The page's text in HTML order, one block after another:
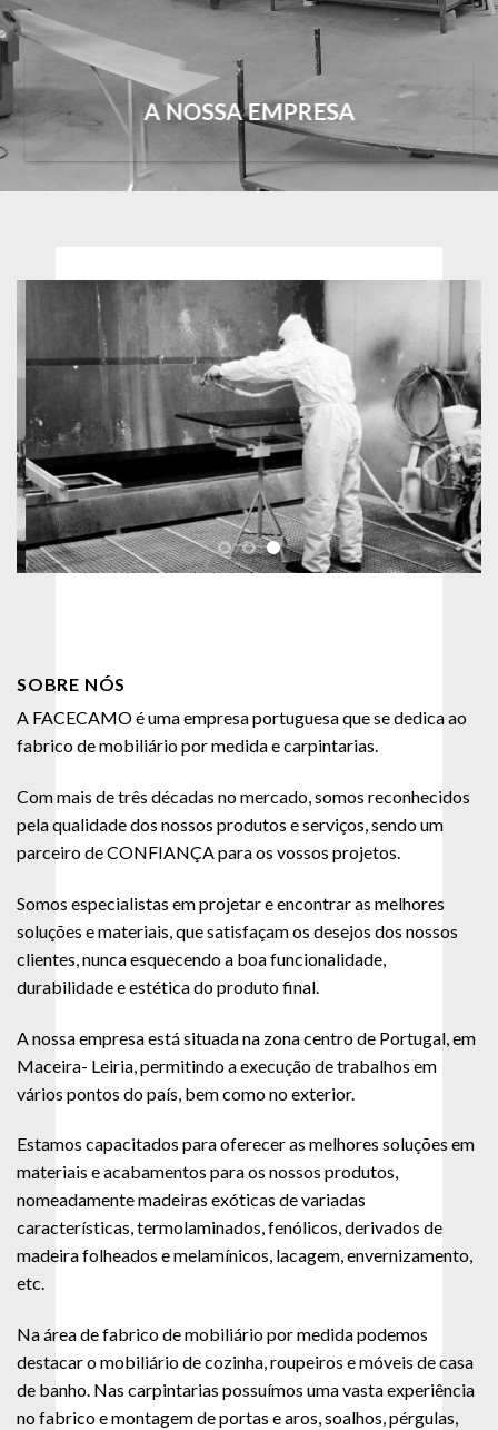
A NOSSA EMPRESA
SOBRE NÓS
A FACECAMO é uma empresa portuguesa que se dedica ao
fabrico de mobiliário por medida e carpintarias.
Com mais de três décadas no mercado, somos reconhecidos
pela qualidade dos nossos produtos e serviços, sendo um
parceiro de CONFIANÇA para os vossos projetos.
Somos especialistas em projetar e encontrar as melhores
soluções e materiais, que satisfaçam os desejos dos nossos
clientes, nunca esquecendo a boa funcionalidade,
durabilidade e estética do produto final.
A nossa empresa está situada na zona centro de Portugal, em
Maceira- Leiria, permitindo a execução de trabalhos em
vários pontos do país, bem como no exterior.
Estamos capacitados para oferecer as melhores soluções em
materiais e acabamentos para os nossos produtos,
nomeadamente madeiras exóticas de variadas
características, termolaminados, fenólicos, derivados de
madeira folheados e melamínicos, lacagem, envernizamento,
etc.
Na área de fabrico de mobiliário por medida podemos
destacar o mobiliário de cozinha, roupeiros e móveis de casa
de banho. Nas carpintarias possuímos uma vasta experiência
no fabrico e montagem de portas e aros, soalhos, pérgulas,